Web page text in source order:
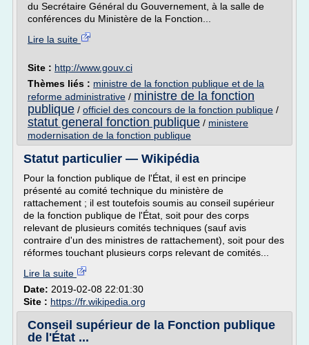
du Secrétaire Général du Gouvernement, à la salle de
conférences du Ministère de la Fonction...
Lire la suite
Site : http://www.gouv.ci
Thèmes liés : ministre de la fonction publique et de la
reforme administrative / ministre de la fonction
publique / officiel des concours de la fonction publique /
statut general fonction publique / ministere
modernisation de la fonction publique
Statut particulier — Wikipédia
Pour la fonction publique de l'État, il est en principe
présenté au comité technique du ministère de
rattachement ; il est toutefois soumis au conseil supérieur
de la fonction publique de l'État, soit pour des corps
relevant de plusieurs comités techniques (sauf avis
contraire d'un des ministres de rattachement), soit pour des
réformes touchant plusieurs corps relevant de comités...
Lire la suite
Date: 2019-02-08 22:01:30
Site : https://fr.wikipedia.org
Conseil supérieur de la Fonction publique
de l'État ...